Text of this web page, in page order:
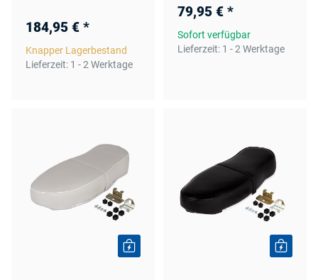
184,95 € *
Knapper Lagerbestand
Lieferzeit: 1 - 2 Werktage
79,95 € *
Sofort verfügbar
Lieferzeit: 1 - 2 Werktage